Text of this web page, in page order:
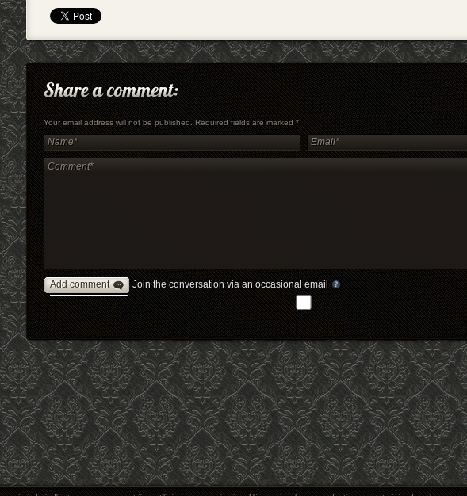
Your email address will not be published. Required fields are marked*
Add comment Join the conversation via an occasional email